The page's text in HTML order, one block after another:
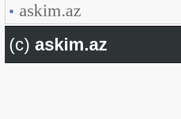
askim.az
(c) askim.az